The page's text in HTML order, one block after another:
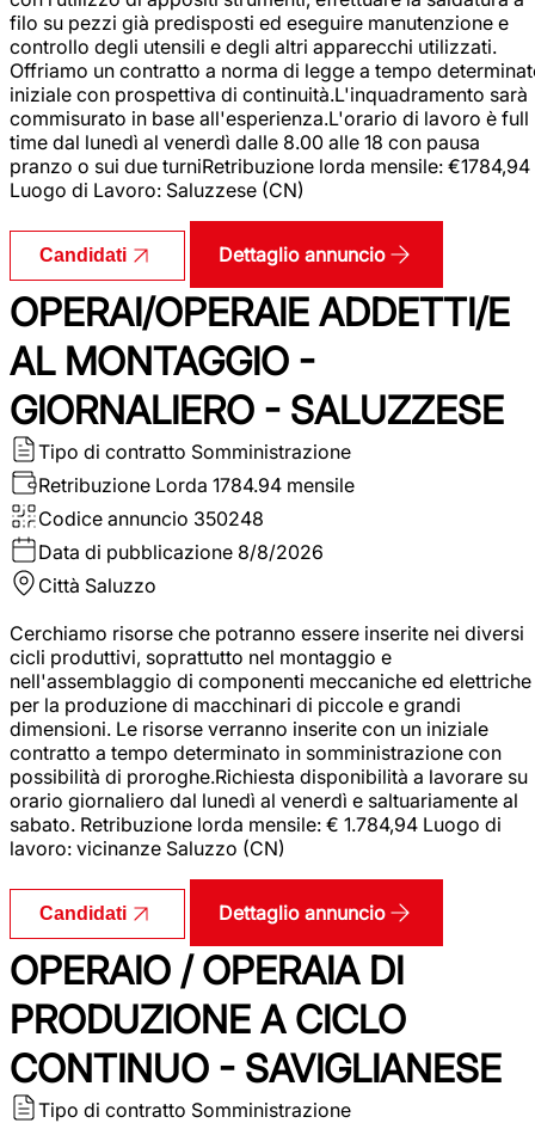
filo su pezzi già predisposti ed eseguire manutenzione e
controllo degli utensili e degli altri apparecchi utilizzati.
Offriamo un contratto a norma di legge a tempo
iniziale con prospettiva di continuità.L'inquadramento sarà
commisurato in base all'esperienza.L'orario di lavoro è full
time dal lunedì al venerdì dalle 8.00 alle 18 con pausa
pranzo o sui due turniRetribuzione lorda mensile: €1784,94
Luogo di Lavoro: Saluzzese (CN)
Candidati Dettaglio annuncio
OPERAI/OPERAIE ADDETTI/E
AL MONTAGGIO -
GIORNALIERO - SALUZZESE
Tipo di contratto Somministrazione
Retribuzione Lorda 1784.94 mensile
Codice annuncio 350248
Data di pubblicazione 8/8/2026
Città Saluzzo
Cerchiamo risorse che potranno essere inserite nei diversi
cicli produttivi, soprattutto nel montaggio e
nell'assemblaggio di componenti meccaniche ed elettriche
per la produzione di macchinari di piccole e grandi
dimensioni. Le risorse verranno inserite con un iniziale
contratto a tempo determinato in somministrazione con
possibilità di proroghe.Richiesta disponibilità a lavorare su
orario giornaliero dal lunedì al venerdì e saltuariamente al
sabato. Retribuzione lorda mensile: € 1.784,94 Luogo di
lavoro: vicinanze Saluzzo (CN)
Candidati Dettaglio annuncio
OPERAIO / OPERAIA DI
PRODUZIONE A CICLO
CONTINUO - SAVIGLIANESE
Tipo di contratto Somministrazione